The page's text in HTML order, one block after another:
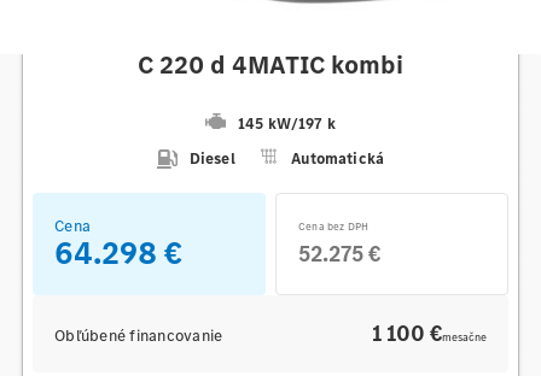
C 220 d 4MATIC kombi
145 kW/197 k
Diesel
Automatická
Cena
64.298 €
Cena bez DPH
52.275 €
Obľúbené financovanie 1 100 €mesačne